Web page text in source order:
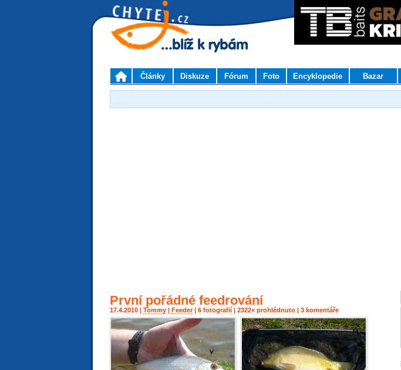
Články Diskuze Fórum Foto Encyklopedie Bazar
První pořádné feedrování
17.4.2010 | Tommy | Feeder| 6 fotografií | 2322× prohlédnuto | 3 komentáře